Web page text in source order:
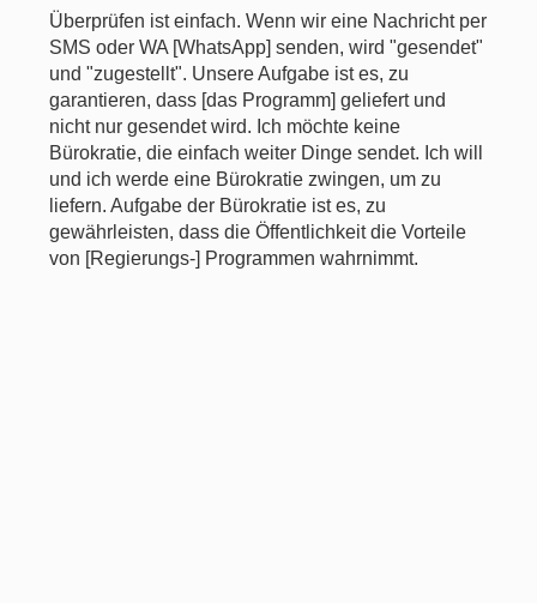
Überprüfen ist einfach. Wenn wir eine Nachricht per
SMS oder WA [WhatsApp] senden, wird "gesendet"
und "zugestellt". Unsere Aufgabe ist es, zu
garantieren, dass [das Programm] geliefert und
nicht nur gesendet wird. Ich möchte keine
Bürokratie, die einfach weiter Dinge sendet. Ich will
und ich werde eine Bürokratie zwingen, um zu
liefern. Aufgabe der Bürokratie ist es, zu
gewährleisten, dass die Öffentlichkeit die Vorteile
von [Regierungs-] Programmen wahrnimmt.